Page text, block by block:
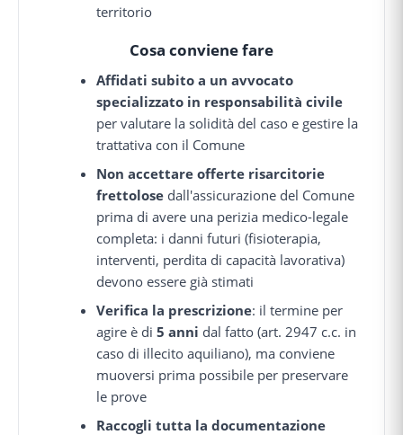
territorio
Cosa conviene fare
Affidati subito a un avvocato
specializzato in responsabilità civile
per valutare la solidità del caso e gestire la
trattativa con il Comune
Non accettare offerte risarcitorie
frettolose dall'assicurazione del Comune
prima di avere una perizia medico-legale
completa: i danni futuri (fisioterapia,
interventi, perdita di capacità lavorativa)
devono essere già stimati
Verifica la prescrizione: il termine per
agire è di5 anni dal fatto (art. 2947 c.c. in
caso di illecito aquiliano), ma conviene
muoversi prima possibile per preservare
le prove
Raccogli tutta la documentazione